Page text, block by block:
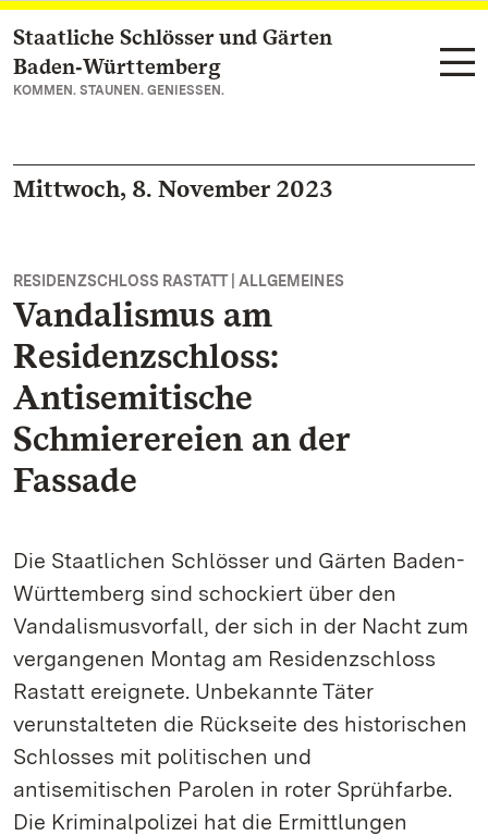
Zum Hauptinhalt springen
Staatliche Schlösser und Gärten
Baden‑Württemberg
KOMMEN. STAUNEN. GENIESSEN.
Mittwoch, 8. November 2023
RESIDENZSCHLOSS RASTATT | ALLGEMEINES
Vandalismus am
Residenzschloss:
Antisemitische
Schmierereien an der
Fassade
Die Staatlichen Schlösser und Gärten Baden-
Württemberg sind schockiert über den
Vandalismusvorfall, der sich in der Nacht zum
vergangenen Montag am Residenzschloss
Rastatt ereignete. Unbekannte Täter
verunstalteten die Rückseite des historischen
Schlosses mit politischen und
antisemitischen Parolen in roter Sprühfarbe.
Die Kriminalpolizei hat die Ermittlungen